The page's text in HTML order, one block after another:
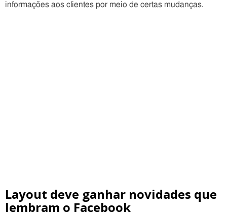
informações aos clientes por meio de certas mudanças.
Layout deve ganhar novidades que
lembram o Facebook